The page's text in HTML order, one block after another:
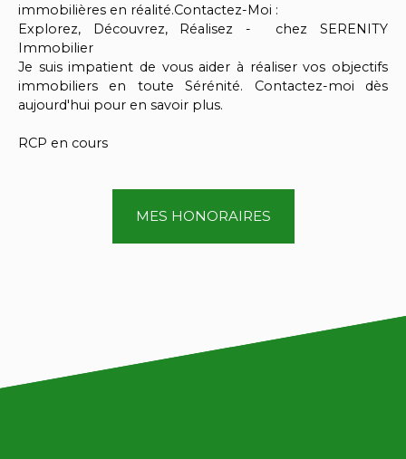
immobilières en réalité.Contactez-Moi :
Explorez, Découvrez, Réalisez - chez SERENITY
Immobilier
Je suis impatient de vous aider à réaliser vos objectifs
immobiliers en toute Sérénité. Contactez-moi dès
aujourd'hui pour en savoir plus.
RCP en cours
MES HONORAIRES